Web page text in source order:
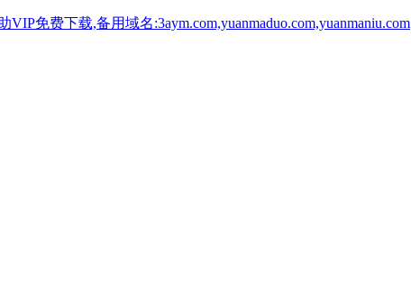
免费下载,备用域名:3aym.com,yuanmaduo.com,yuanmaniu.com